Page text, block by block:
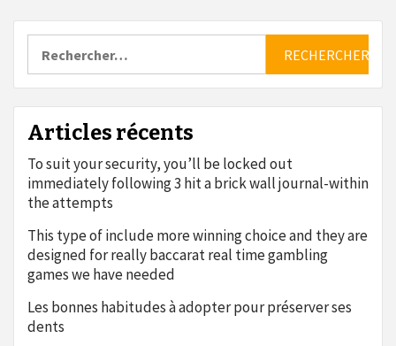
Articles récents
To suit your security, you’ll be locked out
immediately following 3 hit a brick wall journal-within
the attempts
This type of include more winning choice and they are
designed for really baccarat real time gambling
games we have needed
Les bonnes habitudes à adopter pour préserver ses
dents